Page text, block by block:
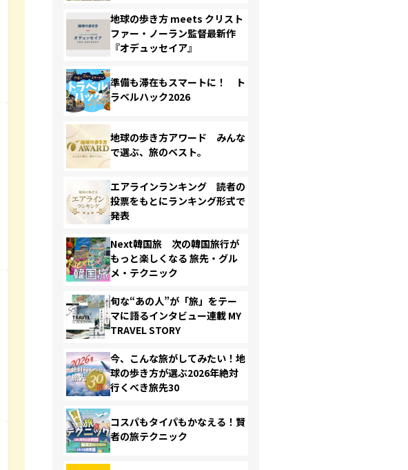
地球の歩き方 meets クリスト
ファー・ノーラン監督最新作
『オデュッセイア』
準備も滞在もスマートに！ ト
ラベルハック2026
地球の歩き方アワード みんな
で選ぶ、旅のベスト。
エアラインランキング 読者の
投票をもとにランキング形式で
発表
Next韓国旅 次の韓国旅行が
もっと楽しくなる 旅先・グル
メ・テクニック
旬な“あの人”が「旅」をテー
マに語るインタビュー連載 MY
TRAVEL STORY
今、こんな旅がしてみたい！地
球の歩き方が選ぶ2026年絶対
行くべき旅先30
コスパもタイパもかなえる！賢
者の旅テクニック